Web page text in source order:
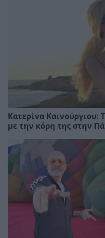
Κατερίνα Καινούργιου:
με την κόρη της στην